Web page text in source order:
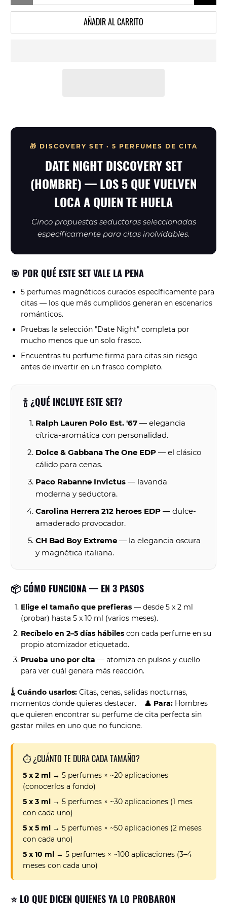
AÑADIR AL CARRITO
🎁 DISCOVERY SET · 5 PERFUMES DE CITA
DATE NIGHT DISCOVERY SET
(HOMBRE) — LOS 5 QUE VUELVEN
LOCA A QUIEN TE HUELA
Cinco propuestas seductoras seleccionadas
específicamente para citas inolvidables.
🎯 POR QUÉ ESTE SET VALE LA PENA
5 perfumes magnéticos curados específicamente para
citas — los que más cumplidos generan en escenarios
románticos.
Pruebas la selección "Date Night" completa por
mucho menos que un solo frasco.
Encuentras tu perfume firma para citas sin riesgo
antes de invertir en un frasco completo.
🍾 ¿QUÉ INCLUYE ESTE SET?
Ralph Lauren Polo Est. '67 — elegancia
cítrica-aromática con personalidad.
Dolce & Gabbana The One EDP — el clásico
cálido para cenas.
Paco Rabanne Invictus — lavanda
moderna y seductora.
Carolina Herrera 212 heroes EDP — dulce-
amaderado provocador.
CH Bad Boy Extreme — la elegancia oscura
y magnética italiana.
📦 CÓMO FUNCIONA — EN 3 PASOS
Elige el tamaño que prefieras — desde 5 x 2 ml
(probar) hasta 5 x 10 ml (varios meses).
Recíbelo en 2–5 días hábiles con cada perfume en su
propio atomizador etiquetado.
Prueba uno por cita — atomiza en pulsos y cuello
para ver cuál genera más reacción.
🌡️Cuándo usarlos: Citas, cenas, salidas nocturnas,
momentos donde quieras destacar. 👤 Para: Hombres
que quieren encontrar su perfume de cita perfecta sin
gastar miles en uno que no funcione.
⏱️ ¿CUÁNTO TE DURA CADA TAMAÑO?
5 x 2 ml → 5 perfumes × ~20 aplicaciones
(conocerlos a fondo)
5 x 3 ml → 5 perfumes × ~30 aplicaciones (1 mes
con cada uno)
5 x 5 ml → 5 perfumes × ~50 aplicaciones (2 meses
con cada uno)
5 x 10 ml → 5 perfumes × ~100 aplicaciones (3–4
meses con cada uno)
⭐ LO QUE DICEN QUIENES YA LO PROBARON